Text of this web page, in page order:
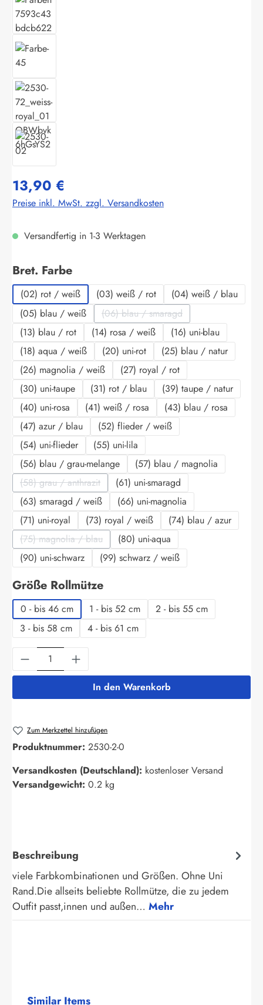
13,90 €
Preise inkl. MwSt. zzgl. Versandkosten
Versandfertig in 1-3 Werktagen
Bret. Farbeauswählen
(02) rot / weiß (03) weiß / rot
(04) weiß / blau
(05) blau / weiß
(06) blau / smaragd
(Diese Option ist zurzeit nicht
(13) blau / rot (14) rosa / weiß
(16) uni-blau
(18) aqua / weiß
(20) uni-rot
(25) blau / natur
(26) magnolia / weiß
(27) royal / rot
(30) uni-taupe
(31) rot / blau
(39) taupe / natur
(40) uni-rosa
(41) weiß / rosa
(43) blau / rosa
(47) azur / blau
(52) flieder / weiß
(54) uni-flieder
(55) uni-lila
(56) blau / grau-melange
(57) blau / magnolia
(58) grau / anthrazit
(Diese Option ist zurzeit nicht verfügbar.)
(61) uni-smaragd
(63) smaragd / weiß
(66) uni-magnolia
(71) uni-royal
(73) royal / weiß
(74) blau / azur
(75) magnolia / blau
(Diese Option ist zurzeit nicht verfügbar.)
(80) uni-aqua
(90) uni-schwarz
(99) schwarz / weiß
Größe Rollmützeauswählen
0 - bis 46 cm 1 - bis 52 cm
2 - bis 55 cm
3 - bis 58 cm
4 - bis 61 cm
Produkt Anzahl: Gib den gewünschten
In den Warenkorb
Zum Merkzettel hinzufügen
Produktnummer: 2530-2-0
Versandkosten (Deutschland): kostenloser Versand
Versandgewicht: 0.2 kg
Beschreibung
viele Farbkombinationen und Größen. Ohne Uni
Rand.Die allseits beliebte Rollmütze, die zu jedem
Outfit passt,innen und außen… Mehr
Produktgalerie überspringen
Similar Items